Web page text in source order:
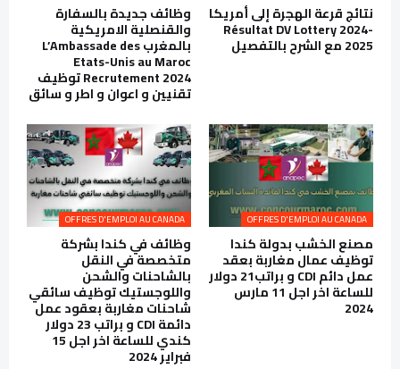
نتائج قرعة الهجرة إلى أمريكا
Résultat DV Lottery 2024-
2025 مع الشرح بالتفصيل
وظائف جديدة بالسفارة
والقنصلية الامريكية
بالمغرب L’Ambassade des
Etats-Unis au Maroc
Recrutement 2024 توظيف
تقنيين و اعوان و اطر و سائق
OFFRES D'EMPLOI AU CANADA
مصنع الخشب بدولة كندا
توظيف عمال مغاربة بعقد
عمل دائم CDI و براتب21 دولار
للساعة اخر اجل 11 مارس
2024
OFFRES D'EMPLOI AU CANADA
وظائف في كندا بشركة
متخصصة في النقل
بالشاحنات والشحن
واللوجستيك توظيف سائقي
شاحنات مغاربة بعقود عمل
دائمة CDI و براتب 23 دولار
كندي للساعة اخر اجل 15
فبراير 2024